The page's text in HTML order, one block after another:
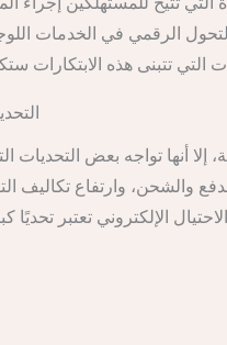
الرقمي في الخدمات
إلا أنها تواجه بعض
والشحن، وارتفاع تكاليف